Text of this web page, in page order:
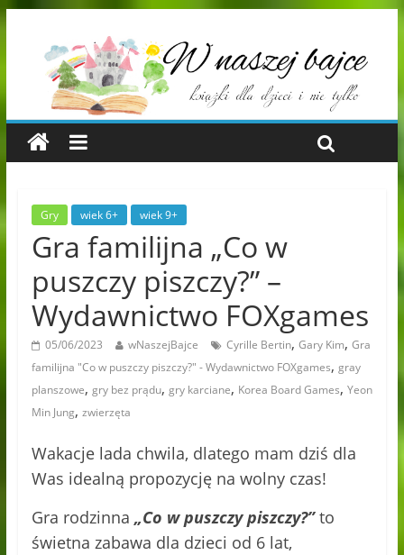
Gry wiek 6+ wiek 9+
Gra familijna „Co w
puszczy piszczy?” –
Wydawnictwo FOXgames
05/06/2023 wNaszejBajce Cyrille Bertin, Gary Kim, Gra
familijna "Co w puszczy piszczy?" - Wydawnictwo FOXgames, gray
planszowe, gry bez prądu, gry karciane, Korea Board Games, Yeon
Min Jung, zwierzęta
Wakacje lada chwila, dlatego mam dziś dla
Was idealną propozycję na wolny czas!
Gra rodzinna „Co w puszczy piszczy?”to
świetna zabawa dla dzieci od 6 lat,